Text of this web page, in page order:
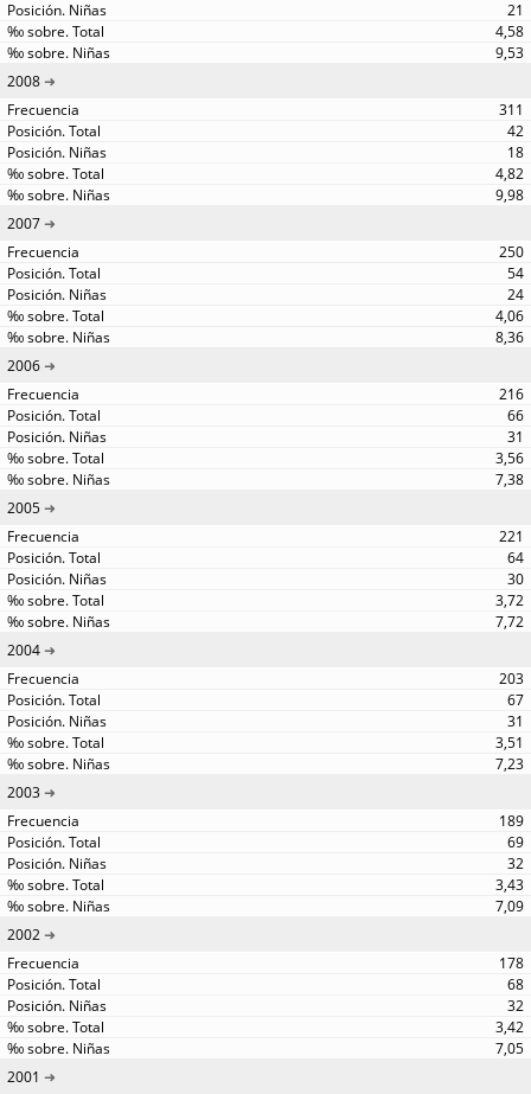
21
4,58
9,53
2008
311
42
18
4,82
9,98
2007
250
54
24
4,06
8,36
2006
216
66
31
3,56
7,38
2005
221
64
30
3,72
7,72
2004
203
67
31
3,51
7,23
2003
189
69
32
3,43
7,09
2002
178
68
32
3,42
7,05
2001